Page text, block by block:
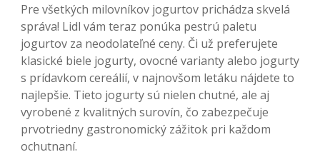
Pre všetkých milovníkov jogurtov prichádza skvelá
správa! Lidl vám teraz ponúka pestrú paletu
jogurtov za neodolateľné ceny. Či už preferujete
klasické biele jogurty, ovocné varianty alebo jogurty
s prídavkom cereálií, v najnovšom letáku nájdete to
najlepšie. Tieto jogurty sú nielen chutné, ale aj
vyrobené z kvalitných surovín, čo zabezpečuje
prvotriedny gastronomický zážitok pri každom
ochutnaní.